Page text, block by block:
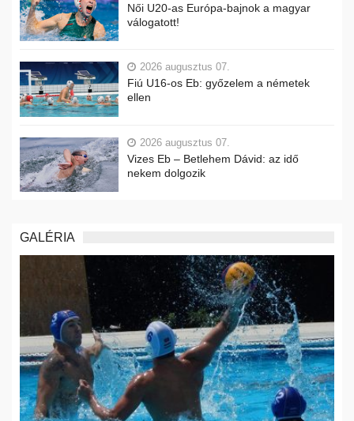
Női U20-as Európa-bajnok a magyar
válogatott!
2026 augusztus 07.
Fiú U16-os Eb: győzelem a németek
ellen
2026 augusztus 07.
Vizes Eb – Betlehem Dávid: az idő
nekem dolgozik
GALÉRIA